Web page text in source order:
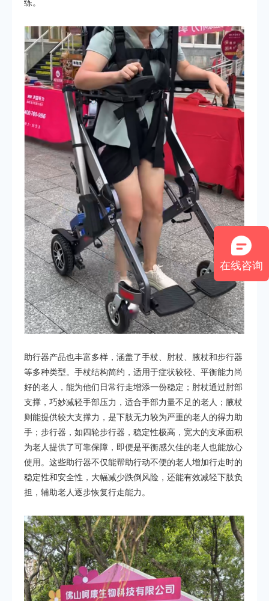
练。
助行器产品也丰富多样，涵盖了手杖、肘杖、腋杖和步行器
等多种类型。手杖结构简约，适用于症状较轻、平衡能力尚
好的老人，能为他们日常行走增添一份稳定；肘杖通过肘部
支撑，巧妙减轻手部压力，适合手部力量不足的老人；腋杖
则能提供较大支撑力，是下肢无力较为严重的老人的得力助
手；步行器，如四轮步行器，稳定性极高，宽大的支承面积
为老人提供了可靠保障，即便是平衡感欠佳的老人也能放心
使用。这些助行器不仅能帮助行动不便的老人增加行走时的
稳定性和安全性，大幅减少跌倒风险，还能有效减轻下肢负
担，辅助老人逐步恢复行走能力。
在线咨询